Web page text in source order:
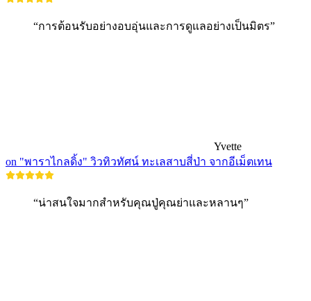
“การต้อนรับอย่างอบอุ่นและการดูแลอย่างเป็นมิตร”
Yvette
on "พาราไกลดิ้ง" วิวทิวทัศน์ ทะเลสาบสี่ป่า จากอีเม็ตเทน
“น่าสนใจมากสำหรับคุณปู่คุณย่าและหลานๆ”